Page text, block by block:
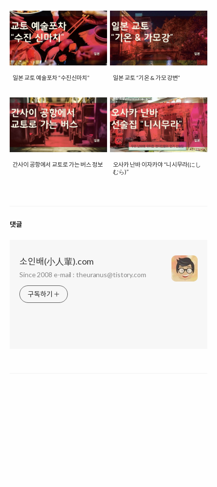
일본 교토 예술포차 “수진신마치” 일본 교토 “기온 & 가모 강변”
간사이 공항에서 교토로 가는 버스 정보
오사카 난바 이자카야 “니시무라(にし
むら)”
댓글
소인배(小人輩).com
Since 2008 e-mail : theuranus@tistory.com
구독하기